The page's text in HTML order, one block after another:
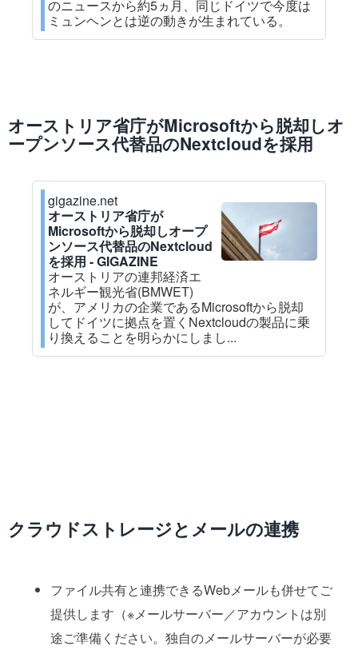
のニュースから約5ヵ月、同じドイツで今度は
ミュンヘンとは逆の動きが生まれている。
オーストリア省庁がMicrosoftから脱却しオ
ープンソース代替品のNextcloudを採用
gigazine.net
オーストリア省庁が
Microsoftから脱却しオープ
ンソース代替品のNextcloud
を採用 - GIGAZINE
オーストリアの連邦経済エ
ネルギー観光省(BMWET)
が、アメリカの企業であるMicrosoftから脱却
してドイツに拠点を置くNextcloudの製品に乗
り換えることを明らかにしまし...
クラウドストレージとメールの連携
ファイル共有と連携できるWebメールも併せてご
提供します（※メールサーバー／アカウントは別
途ご準備ください。独自のメールサーバーが必要